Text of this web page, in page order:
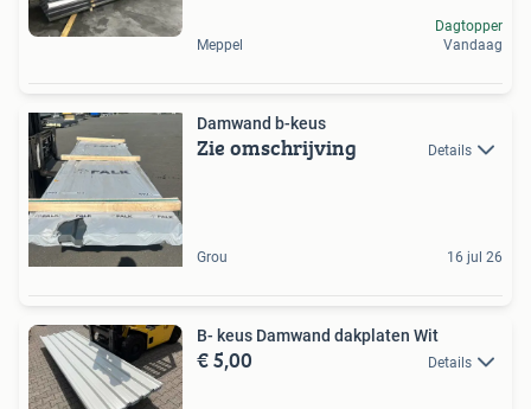
Meppel
Dagtopper
Vandaag
Damwand b-keus
Zie omschrijving Details
Grou 16 jul 26
B- keus Damwand dakplaten Wit
€ 5,00 Details